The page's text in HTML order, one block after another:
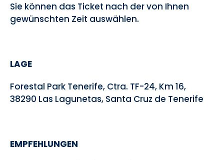
Sie können das Ticket nach der von Ihnen
gewünschten Zeit auswählen.
LAGE
Forestal Park Tenerife, Ctra. TF-24, Km 16,
38290 Las Lagunetas, Santa Cruz de Tenerife
EMPFEHLUNGEN